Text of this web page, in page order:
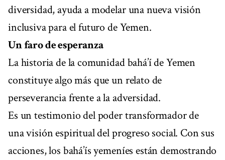
diversidad, ayuda a modelar una nueva visión
inclusiva para el futuro de Yemen.
Un faro de esperanza
La historia de la comunidad bahá’í de Yemen
constituye algo más que un relato de
perseverancia frente a la adversidad.
Es un testimonio del poder transformador de
una visión espiritual del progreso social. Con sus
acciones, los bahá’ís yemeníes están demostrando